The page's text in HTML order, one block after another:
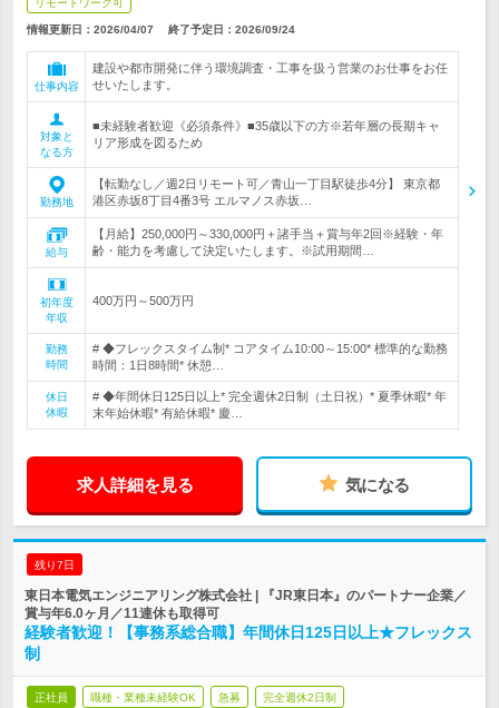
リモートワーク可
情報更新日：2026/04/07 終了予定日： 2026/09/24
仕事内容
建設や都市開発に伴う環境調査・工事を扱う営業のお仕事をお任
せいたします。
対象と
なる方
■未経験者歓迎《必須条件》■35歳以下の方※若年層の長期キャ
リア形成を図るため
勤務地
【転勤なし／週2日リモート可／青山一丁目駅徒歩4分】 東京都
港区赤坂8丁目4番3号 エルマノス赤坂…
給与
【月給】250,000円～330,000円＋諸手当＋賞与年2回※経験・年
齢・能力を考慮して決定いたします。※試用期間…
初年度
年収
400万円～500万円
勤務
時間
# ◆フレックスタイム制* コアタイム10:00～15:00* 標準的な勤務
時間：1日8時間* 休憩…
休日
休暇
# ◆年間休日125日以上* 完全週休2日制（土日祝）* 夏季休暇* 年
末年始休暇* 有給休暇* 慶…
求人詳細を見る 気になる
残り7日
東日本電気エンジニアリング株式会社 | 『JR東日本』のパートナー企業／
賞与年6.0ヶ月／11連休も取得可
経験者歓迎！【事務系総合職】年間休日125日以上★フレックス
制
正社員 職種・業種未経験OK 急募 完全週休2日制